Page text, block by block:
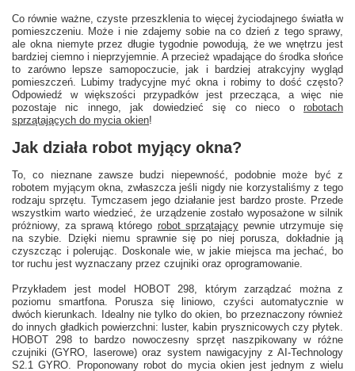
Co równie ważne, czyste przeszklenia to więcej życiodajnego światła w
pomieszczeniu. Może i nie zdajemy sobie na co dzień z tego sprawy,
ale okna niemyte przez długie tygodnie powodują, że we wnętrzu jest
bardziej ciemno i nieprzyjemnie. A przecież wpadające do środka słońce
to zarówno lepsze samopoczucie, jak i bardziej atrakcyjny wygląd
pomieszczeń. Lubimy tradycyjne myć okna i robimy to dość często?
Odpowiedź w większości przypadków jest przecząca, a więc nie
pozostaje nic innego, jak dowiedzieć się co nieco o robotach
sprzątających do mycia okien!
Jak działa robot myjący okna?
To, co nieznane zawsze budzi niepewność, podobnie może być z
robotem myjącym okna, zwłaszcza jeśli nigdy nie korzystaliśmy z tego
rodzaju sprzętu. Tymczasem jego działanie jest bardzo proste. Przede
wszystkim warto wiedzieć, że urządzenie zostało wyposażone w silnik
próżniowy, za sprawą którego robot sprzątającypewnie utrzymuje się
na szybie. Dzięki niemu sprawnie się po niej porusza, dokładnie ją
czyszcząc i polerując. Doskonale wie, w jakie miejsca ma jechać, bo
tor ruchu jest wyznaczany przez czujniki oraz oprogramowanie.
Przykładem jest model HOBOT 298, którym zarządzać można z
poziomu smartfona. Porusza się liniowo, czyści automatycznie w
dwóch kierunkach. Idealny nie tylko do okien, bo przeznaczony również
do innych gładkich powierzchni: luster, kabin prysznicowych czy płytek.
HOBOT 298 to bardzo nowoczesny sprzęt naszpikowany w różne
czujniki (GYRO, laserowe) oraz system nawigacyjny z AI-Technology
S2.1 GYRO. Proponowany robot do mycia okien jest jednym z wielu